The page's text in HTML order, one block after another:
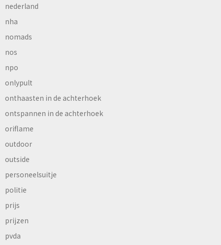
nederland
nha
nomads
nos
npo
onlypult
onthaasten in de achterhoek
ontspannen in de achterhoek
oriflame
outdoor
outside
personeelsuitje
politie
prijs
prijzen
pvda